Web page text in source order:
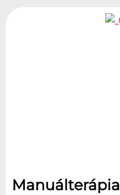
Manuálterápia